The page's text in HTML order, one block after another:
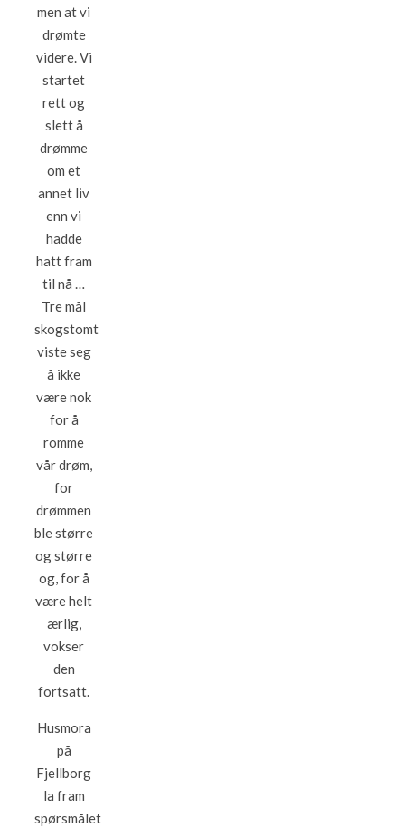
men at vi
drømte
videre. Vi
startet
rett og
slett å
drømme
om et
annet liv
enn vi
hadde
hatt fram
til nå …
Tre mål
skogstomt
viste seg
å ikke
være nok
for å
romme
vår drøm,
for
drømmen
ble større
og større
og, for å
være helt
ærlig,
vokser
den
fortsatt.
Husmora
på
Fjellborg
la fram
spørsmålet